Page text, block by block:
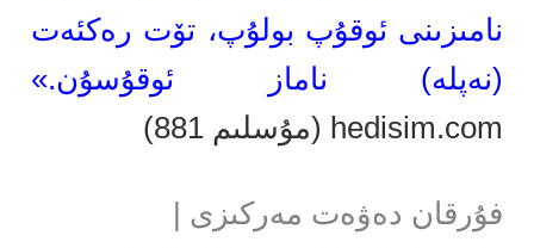
نامىزىنى ئوقۇپ بولۇپ، تۆت رەكئەت
(نەپلە) ناماز ئوقۇسۇن.»
hedisim.com (مۇسلىم 881)
فۇرقان دەۋەت مەركىزى |